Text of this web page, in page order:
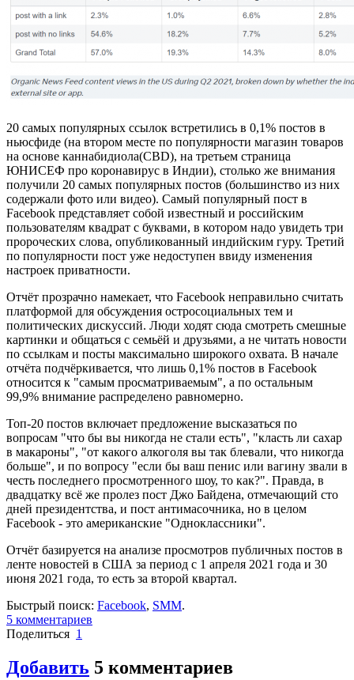
20 самых популярных ссылок встретились в 0,1% постов в
ньюсфиде (на втором месте по популярности магазин товаров
на основе каннабидиола(CBD), на третьем страница
ЮНИСЕФ про коронавирус в Индии), столько же внимания
получили 20 самых популярных постов (большинство из них
содержали фото или видео). Самый популярный пост в
Facebook представляет собой известный и российским
пользователям квадрат с буквами, в котором надо увидеть три
пророческих слова, опубликованный индийским гуру. Третий
по популярности пост уже недоступен ввиду изменения
настроек приватности.
Отчёт прозрачно намекает, что Facebook неправильно считать
платформой для обсуждения остросоциальных тем и
политических дискуссий. Люди ходят сюда смотреть смешные
картинки и общаться с семьёй и друзьями, а не читать новости
по ссылкам и посты максимально широкого охвата. В начале
отчёта подчёркивается, что лишь 0,1% постов в Facebook
относится к "самым просматриваемым", а по остальным
99,9% внимание распределено равномерно.
Топ-20 постов включает предложение высказаться по
вопросам "что бы вы никогда не стали есть", "класть ли сахар
в макароны", "от какого алкоголя вы так блевали, что никогда
больше", и по вопросу "если бы ваш пенис или вагину звали в
честь последнего просмотренного шоу, то как?". Правда, в
двадцатку всё же пролез пост Джо Байдена, отмечающий сто
дней президентства, и пост антимасочника, но в целом
Facebook - это американские "Одноклассники".
Отчёт базируется на анализе просмотров публичных постов в
ленте новостей в США за период с 1 апреля 2021 года и 30
июня 2021 года, то есть за второй квартал.
Быстрый поиск: Facebook, SMM.
5 комментариев
Поделиться 1
Добавить 5 комментариев